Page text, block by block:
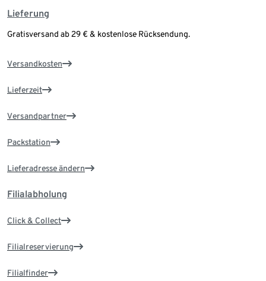
Lieferung
Gratisversand ab 29 € & kostenlose Rücksendung.
Versandkosten
Lieferzeit
Versandpartner
Packstation
Lieferadresse ändern
Filialabholung
Click & Collect
Filialreservierung
Filialfinder